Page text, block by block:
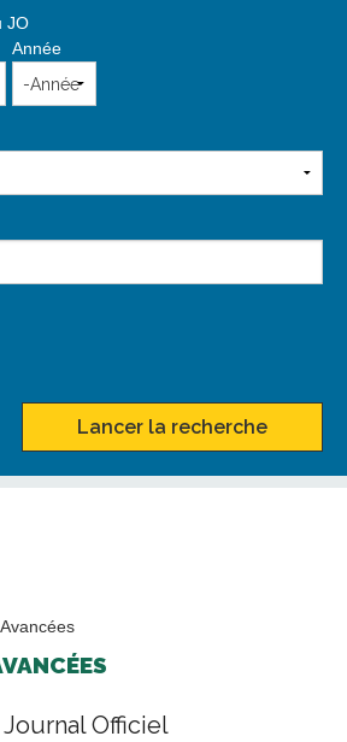
JO
Année
Lancer la recherche
Journal Officiel